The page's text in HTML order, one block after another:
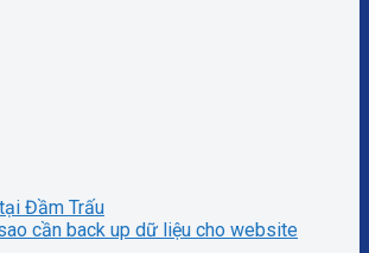
Đầm Trấu
cần back up dữ liệu cho website